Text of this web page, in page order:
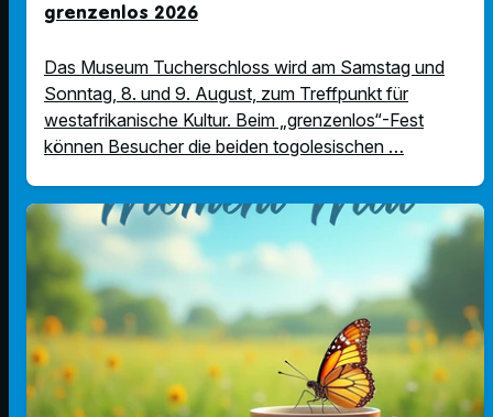
grenzenlos 2026
Das Museum Tucherschloss wird am Samstag und
Sonntag, 8. und 9. August, zum Treffpunkt für
westafrikanische Kultur. Beim „grenzenlos“-Fest
können Besucher die beiden togolesischen …